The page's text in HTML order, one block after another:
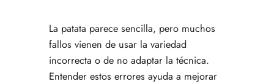
La patata parece sencilla, pero muchos
fallos vienen de usar la variedad
incorrecta o de no adaptar la técnica.
Entender estos errores ayuda a mejorar